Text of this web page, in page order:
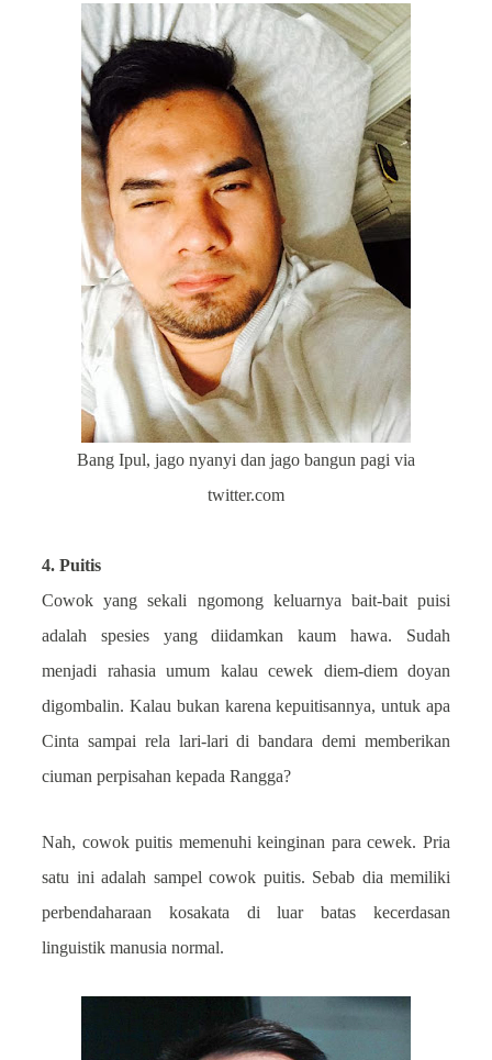
Bang Ipul, jago nyanyi dan jago bangun pagi via
twitter.com
4. Puitis
Cowok yang sekali ngomong keluarnya bait-bait puisi
adalah spesies yang diidamkan kaum hawa. Sudah
menjadi rahasia umum kalau cewek diem-diem doyan
digombalin. Kalau bukan karena kepuitisannya, untuk apa
Cinta sampai rela lari-lari di bandara demi memberikan
ciuman perpisahan kepada Rangga?
Nah, cowok puitis memenuhi keinginan para cewek. Pria
satu ini adalah sampel cowok puitis. Sebab dia memiliki
perbendaharaan kosakata di luar batas kecerdasan
linguistik manusia normal.